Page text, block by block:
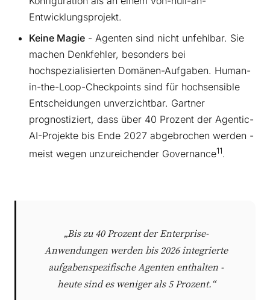
Entwicklungsprojekt.
Keine Magie - Agenten sind nicht unfehlbar. Sie
machen Denkfehler, besonders bei
hochspezialisierten Domänen-Aufgaben. Human-
in-the-Loop-Checkpoints sind für hochsensible
Entscheidungen unverzichtbar. Gartner
prognostiziert, dass über 40 Prozent der Agentic-
AI-Projekte bis Ende 2027 abgebrochen werden -
meist wegen unzureichender Governance11.
„Bis zu 40 Prozent der Enterprise-
Anwendungen werden bis 2026 integrierte
aufgabenspezifische Agenten enthalten -
heute sind es weniger als 5 Prozent.“